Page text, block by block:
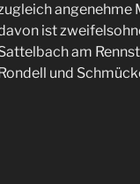
angenehme
ist
am
Rondell und